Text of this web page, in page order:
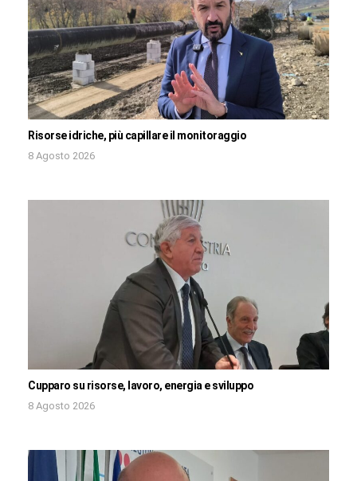
Risorse idriche, più capillare il monitoraggio
8 Agosto 2026
Cupparo su risorse, lavoro, energia e sviluppo
8 Agosto 2026